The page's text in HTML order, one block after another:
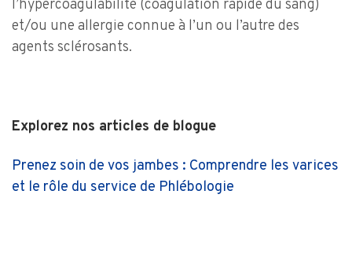
l’hypercoagulabilité (coagulation rapide du sang)
et/ou une allergie connue à l’un ou l’autre des
agents sclérosants.
Explorez nos articles de blogue
Prenez soin de vos jambes : Comprendre les varices
et le rôle du service de Phlébologie